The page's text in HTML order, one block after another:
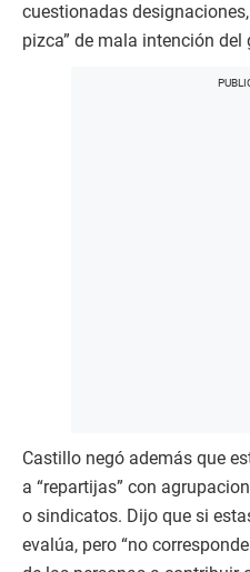
cuestionadas
pizca” de mala intención del
Castillo negó además que
a “repartijas” con
o sindicatos. Dijo que si
evalúa, pero “no